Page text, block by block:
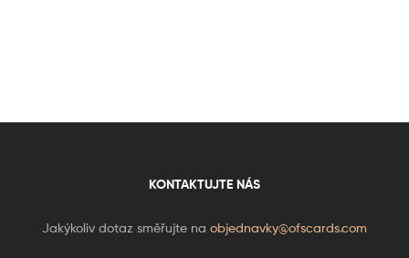
KONTAKTUJTE NÁS
Jakýkoliv dotaz směřujte na objednavky@ofscards.com